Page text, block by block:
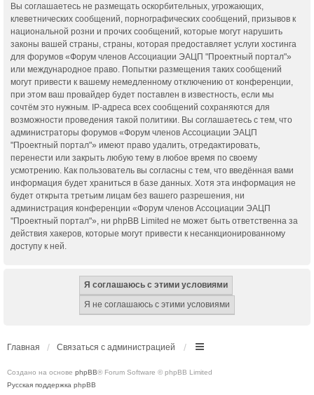
Вы соглашаетесь не размещать оскорбительных, угрожающих,
клеветнических сообщений, порнографических сообщений, призывов к
национальной розни и прочих сообщений, которые могут нарушить
законы вашей страны, страны, которая предоставляет услуги хостинга
для форумов «Форум членов Ассоциации ЭАЦП "Проектный портал"»
или международное право. Попытки размещения таких сообщений
могут привести к вашему немедленному отключению от конференции,
при этом ваш провайдер будет поставлен в известность, если мы
сочтём это нужным. IP-адреса всех сообщений сохраняются для
возможности проведения такой политики. Вы соглашаетесь с тем, что
администраторы форумов «Форум членов Ассоциации ЭАЦП
"Проектный портал"» имеют право удалить, отредактировать,
перенести или закрыть любую тему в любое время по своему
усмотрению. Как пользователь вы согласны с тем, что введённая вами
информация будет храниться в базе данных. Хотя эта информация не
будет открыта третьим лицам без вашего разрешения, ни
администрация конференции «Форум членов Ассоциации ЭАЦП
"Проектный портал"», ни phpBB Limited не может быть ответственна за
действия хакеров, которые могут привести к несанкционированному
доступу к ней.
Главная Связаться с администрацией
Создано на основе phpBB® Forum Software © phpBB Limited
Русская поддержка phpBB